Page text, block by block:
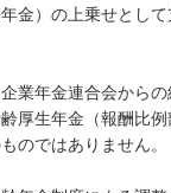
金）の上乗せとして
業年金連合会から
厚生年金（報酬比
のではありません。